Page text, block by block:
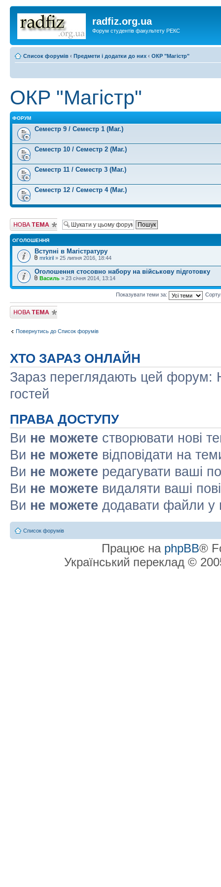
radfiz.org.ua
Форум студентів факультету РЕКС
Список форумів ‹ Предмети і додатки до них ‹ ОКР "Магістр"
ОКР "Магістр"
ФОРУМ
Семестр 9 / Семестр 1 (Маг.)
Семестр 10 / Семестр 2 (Маг.)
Семестр 11 / Семестр 3 (Маг.)
Семестр 12 / Семестр 4 (Маг.)
Створити нову
тему
ОГОЛОШЕННЯ
Вступні в Магістратуру
mrkiril » 25 липня 2016, 18:44
Оголошення стосовно набору на військову підготовку
Василь » 23 січня 2014, 13:14
Показувати теми за:
Створити нову
тему
Повернутись до Список форумів
ХТО ЗАРАЗ ОНЛАЙН
Зараз переглядають цей форум:
гостей
ПРАВА ДОСТУПУ
Ви не можете створювати нові
Ви не можете відповідати на
Ви не можете редагувати ваші
Ви не можете видаляти ваші
Ви не можете додавати файли у
Список форумів
Працює на phpBB®
Український переклад ©